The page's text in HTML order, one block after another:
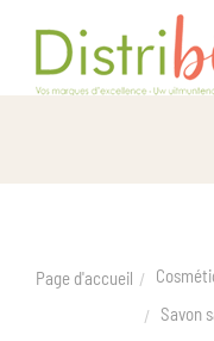
Page d'accueil
Savon